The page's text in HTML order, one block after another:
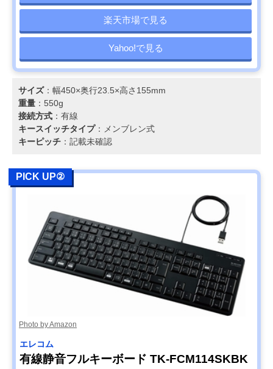
楽天市場で見る
Yahoo!で見る
サイズ：幅450×奥行23.5×高さ155mm
重量 ：550g
接続方式 ：有線
キースイッチタイプ：メンブレン式
キーピッチ ：記載未確認
PICK UP②
Photo by Amazon
エレコム
有線静音フルキーボード TK-FCM114SKBK